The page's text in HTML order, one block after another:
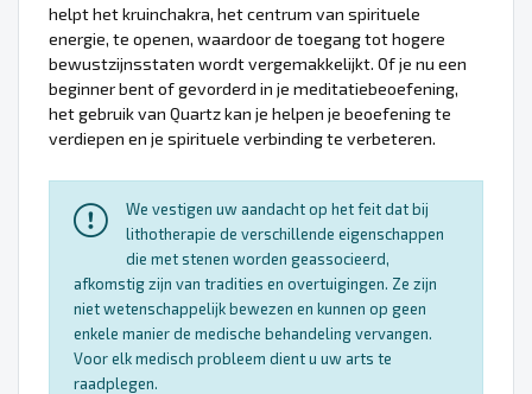
helpt het kruinchakra, het centrum van spirituele
energie, te openen, waardoor de toegang tot hogere
bewustzijnsstaten wordt vergemakkelijkt. Of je nu een
beginner bent of gevorderd in je meditatiebeoefening,
het gebruik van Quartz kan je helpen je beoefening te
verdiepen en je spirituele verbinding te verbeteren.
We vestigen uw aandacht op het feit dat bij
lithotherapie de verschillende eigenschappen
die met stenen worden geassocieerd,
afkomstig zijn van tradities en overtuigingen. Ze zijn
niet wetenschappelijk bewezen en kunnen op geen
enkele manier de medische behandeling vervangen.
Voor elk medisch probleem dient u uw arts te
raadplegen.